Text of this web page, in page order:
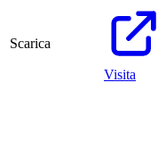
Scarica
Visita